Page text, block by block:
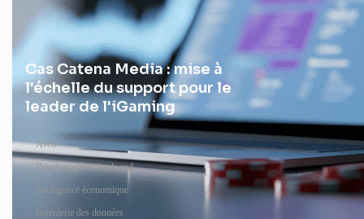
Cas Catena Media : mise à
l'échelle du support pour le
leader de l'iGaming
AWS
Développement back-end
Intelligence économique
Ingénierie des données